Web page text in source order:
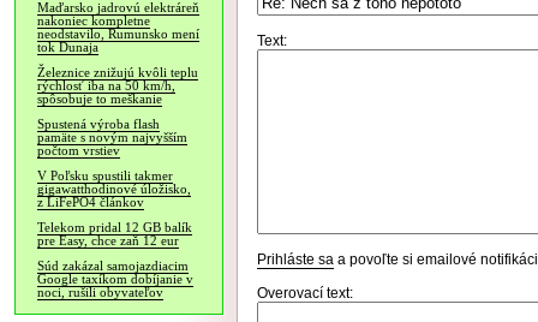
Maďarsko jadrovú elektráreň
nakoniec kompletne
neodstavilo, Rumunsko mení
tok Dunaja
Železnice znižujú kvôli teplu
rýchlosť iba na 50 km/h,
spôsobuje to meškanie
Spustená výroba flash
pamäte s novým najvyšším
počtom vrstiev
V Poľsku spustili takmer
gigawatthodinové úložisko,
z LiFePO4 článkov
Telekom pridal 12 GB balík
pre Easy, chce zaň 12 eur
Súd zakázal samojazdiacim
Google taxíkom dobíjanie v
noci, rušili obyvateľov
Text:
Prihláste sa a povoľte si emailové
Overovací text: